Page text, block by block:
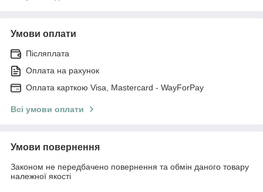
Умови оплати
Післяплата
Оплата на рахунок
Оплата карткою Visa, Mastercard - WayForPay
Всі умови оплати
Умови повернення
Законом не передбачено повернення та обмін даного товару
належної якості